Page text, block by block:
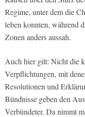
Regime, unter dem die
leben konnten, während
Zonen anders aussah.
Auch hier gilt: Nicht die
Verpflichtungen, mit
Resolutionen und
Bündnisse geben den
Verbündeter. Da nimmt